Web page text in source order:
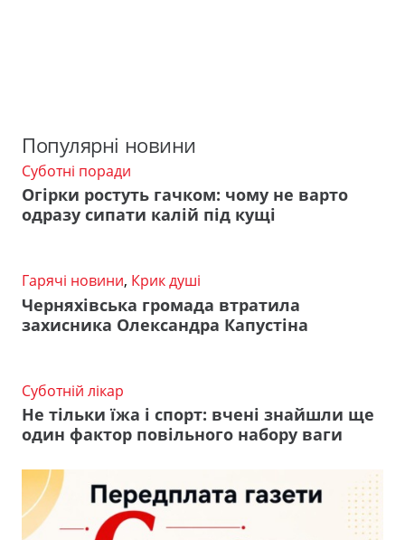
Популярні новини
Суботні поради
Огірки ростуть гачком: чому не варто
одразу сипати калій під кущі
Гарячі новини, Крик душі
Черняхівська громада втратила
захисника Олександра Капустіна
Суботній лікар
Не тільки їжа і спорт: вчені знайшли ще
один фактор повільного набору ваги